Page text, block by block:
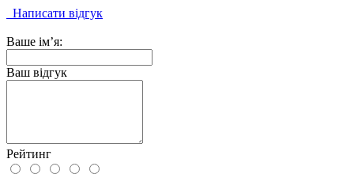
Написати відгук
Ваше ім’я:
Ваш відгук
Рейтинг